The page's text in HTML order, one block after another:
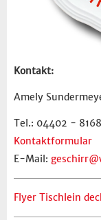
Kontakt:
Amely
Tel.: 04402 -
Kontaktformular
E-Mail:
Flyer Tischlein